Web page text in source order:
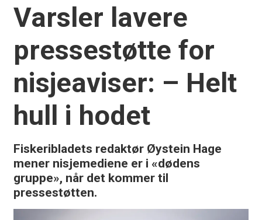
Varsler lavere
pressestøtte for
nisjeaviser: – Helt
hull i hodet
Fiskeribladets redaktør Øystein Hage
mener nisjemediene er i «dødens
gruppe», når det kommer til
pressestøtten.